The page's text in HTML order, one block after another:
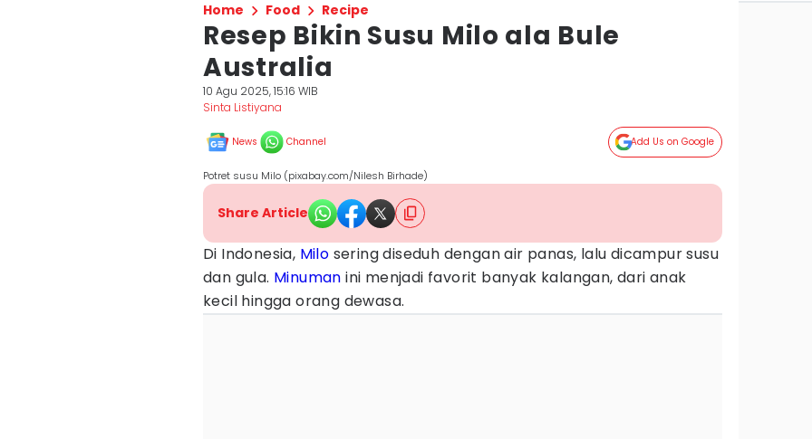
Home Food Recipe
Resep Bikin Susu Milo ala Bule
Australia
10 Agu 2025, 15:16 WIB
Sinta Listiyana
News Channel Add Us on Google
Potret susu Milo (pixabay.com/Nilesh Birhade)
Share Article
Di Indonesia, Milo sering diseduh dengan air panas, lalu dicampur susu
dan gula. Minuman ini menjadi favorit banyak kalangan, dari anak
kecil hingga orang dewasa.